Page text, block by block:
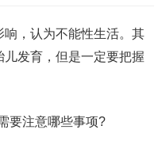
，认为不能性生活。其
发育，但是一定要把握